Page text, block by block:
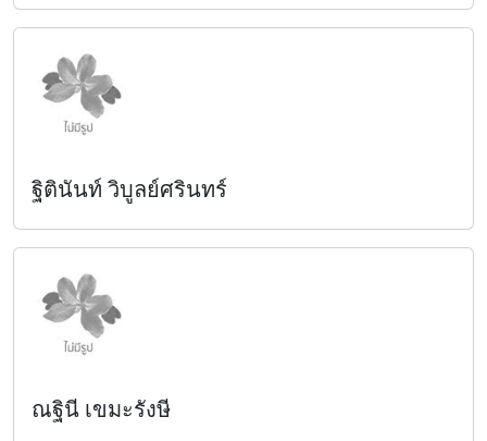
ฐิตินันท์ วิบูลย์ศรินทร์
ณฐินี เขมะรังษี